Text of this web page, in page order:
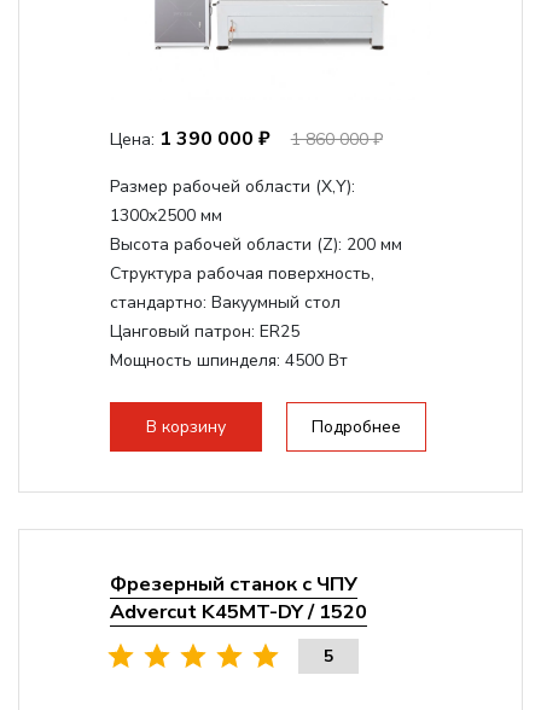
Цена: 1 390 000 ₽ 1 860 000 ₽
Размер рабочей области (Х,Y):
1300x2500 мм
Высота рабочей области (Z): 200 мм
Структура рабочая поверхность,
стандартно: Вакуумный стол
Цанговый патрон: ER25
Мощность шпинделя: 4500 Вт
Мощность инвертора:
10500 Вт
В корзину Подробнее
Фрезерный станок с ЧПУ
Advercut K45MT-DY / 1520
5